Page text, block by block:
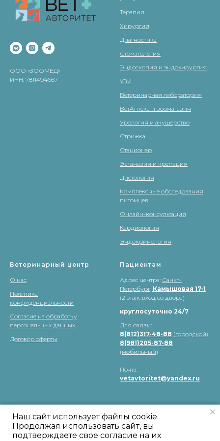
ООО «ЗООМЕД»
ИНН: 7811494667
Терапия
Хирургия
Диагностика
Стоматология
Эндоскопия и эндохирургия
УЗИ
Ветеринарная лаборатория
ВетАптека и зоомагазин
Урология и акушерство
Стрижка
Стационар
Эвтаназия и кремация
Диетология
Комплексные обследования
питомцев
Онлайн-консультация
Кардиология
Эндокринология
Ветеринарный центр
О нас
Политика
конфиденциальности
Согласие на обработку
персональных данных
Договор оферты
Пациентам
Адрес центра: Санкт-
Петербург, Камышовая 17-1
(2 этаж, вход со двора)
круглосуточно 24/7
Для связи:
8(812)317-48-88 (городской)
8(981)205-87-88
(мобильный)
Почта:
vetavtoritet@yandex.ru
Наш сайт использует файлы cookie.
Продолжая использовать сайт, вы
подтверждаете свое согласие на их
Свяжитесь с нами